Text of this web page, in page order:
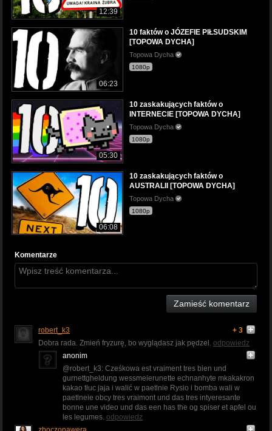
12:39
06:23
10 faktów o JÓZEFIE PIŁSUDSKIM
[TOPOWA DYCHA]
Topowa Dycha
1080p
05:30
10 zaskakujących faktów o
INTERNECIE [TOPOWA DYCHA]
Topowa Dycha
1080p
06:08
10 zaskakujących faktów o
AUSTRALII [TOPOWA DYCHA]
Topowa Dycha
1080p
Komentarze
Zamieść komentarz
robert_k3
+ 3
Dobra rada. Zmień fryzurę, bo wyglądasz jak pędzel. odpowiedz
anonim
@robert_k3: Cześkowa est vraiment tres bien und
gurnettgheldung wessmeierunette echnanhyte mkakakron
kakao tłuc jaja i walić w paetlnie Rysio i bomba wali w
paetlneie obcy tres vraimont und das tres intyeresante
bonne une video und das een has the og spiser et apfel ou
les legumes. odpowiedz